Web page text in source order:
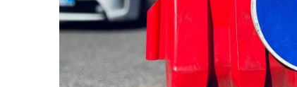
МІСТОБУДУВАННЯ